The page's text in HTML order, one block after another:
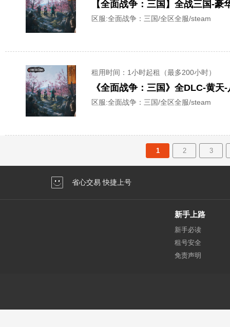
【全面战争：三国】全战三国-
区服:全面战争：三国/全区全服/steam
租用时间 ：1小时起租（最多200小时）
《全面战争：三国》全DLC-黄
区服:全面战争：三国/全区全服/steam
1 2 3
省心交易 快捷上号
新手上路
新手必读
租号安全
免责声明